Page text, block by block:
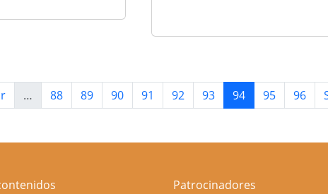
… Página
88 Página
89 Página
90 Página
91 Página
92 Página
93 Página actual
94 Página
95 Página
96
Patrocinadores